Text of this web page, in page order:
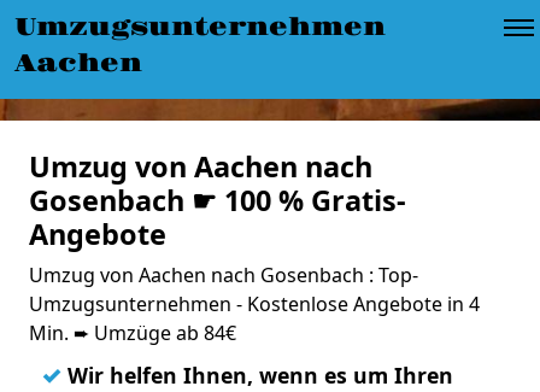
Umzugsunternehmen
Aachen
Umzug von Aachen nach
Gosenbach ☛ 100 % Gratis-
Angebote
Umzug von Aachen nach Gosenbach : Top-
Umzugsunternehmen - Kostenlose Angebote in 4
Min. ➨ Umzüge ab 84€
✓ Wir helfen Ihnen, wenn es um Ihren